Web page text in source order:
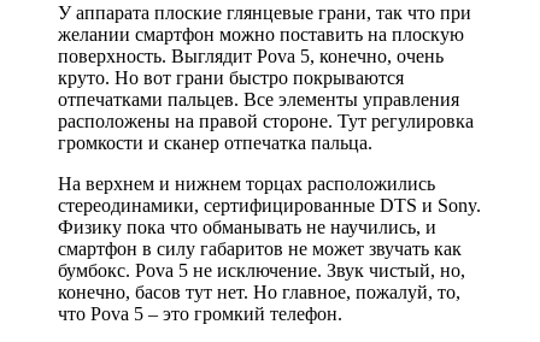
У аппарата плоские глянцевые грани, так что при
желании смартфон можно поставить на плоскую
поверхность. Выглядит Pova 5, конечно, очень
круто. Но вот грани быстро покрываются
отпечатками пальцев. Все элементы управления
расположены на правой стороне. Тут регулировка
громкости и сканер отпечатка пальца.
На верхнем и нижнем торцах расположились
стереодинамики, сертифицированные DTS и Sony.
Физику пока что обманывать не научились, и
смартфон в силу габаритов не может звучать как
бумбокс. Pova 5 не исключение. Звук чистый, но,
конечно, басов тут нет. Но главное, пожалуй, то,
что Pova 5 – это громкий телефон.